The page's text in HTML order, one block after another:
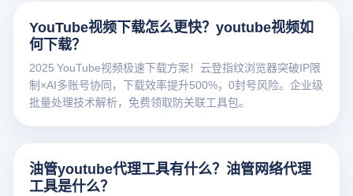
YouTube视频下载怎么更快？youtube视频如
何下载？
2025 YouTube视频极速下载方案！云登指纹浏览器突破IP限
制×AI多账号协同，下载效率提升500%，0封号风险。企业级
批量处理技术解析，免费领取防关联工具包。
油管youtube代理工具有什么？油管网络代理
工具是什么？